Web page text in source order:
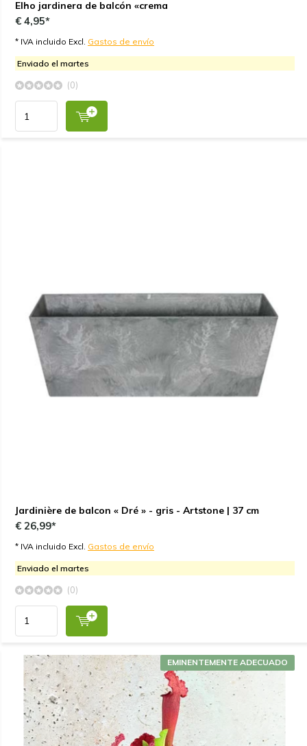
Elho jardinera de balcón «crema
€ 4,95*
* IVA incluido Excl. Gastos de envío
Enviado el martes
(0)
Jardinière de balcon « Dré » - gris - Artstone | 37 cm
€ 26,99*
* IVA incluido Excl. Gastos de envío
Enviado el martes
(0)
EMINENTEMENTE ADECUADO